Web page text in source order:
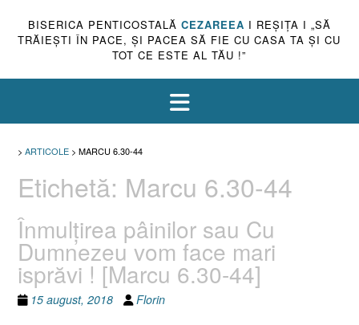
BISERICA PENTICOSTALĂ CEZAREEA I REŞIŢA I „SĂ
TRĂIEŞTI ÎN PACE, ŞI PACEA SĂ FIE CU CASA TA ŞI CU
TOT CE ESTE AL TĂU !”
> ARTICOLE > MARCU 6.30-44
Etichetă: Marcu 6.30-44
Înmulţirea pâinilor sau Cu
Dumnezeu vom face mari
isprăvi ! [Marcu 6.30-44]
15 august, 2018 Florin